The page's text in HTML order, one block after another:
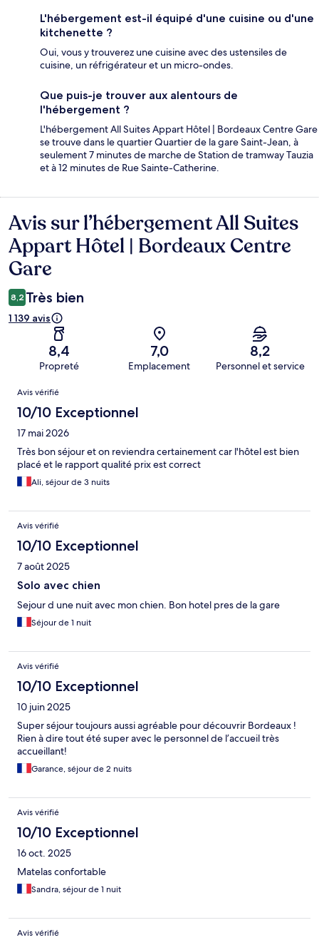
L'hébergement est-il équipé d'une cuisine ou d'une
kitchenette ?
Oui, vous y trouverez une cuisine avec des ustensiles de
cuisine, un réfrigérateur et un micro-ondes.
Que puis-je trouver aux alentours de
l'hébergement ?
L'hébergement All Suites Appart Hôtel | Bordeaux Centre Gare
se trouve dans le quartier Quartier de la gare Saint-Jean, à
seulement 7 minutes de marche de Station de tramway Tauzia
et à 12 minutes de Rue Sainte-Catherine.
Avis
Avis sur l’hébergement All Suites
Appart Hôtel | Bordeaux Centre
Gare
8,2 Très bien
1 139 avis
8,4
Propreté
7,0
Emplacement
8,2
Personnel et service
Avis
Avis vérifié
10/10 Exceptionnel
17 mai 2026
Très bon séjour et on reviendra certainement car l'hôtel est bien
placé et le rapport qualité prix est correct
Ali, séjour de 3 nuits
Avis vérifié
10/10 Exceptionnel
7 août 2025
Solo avec chien
Sejour d une nuit avec mon chien. Bon hotel pres de la gare
Séjour de 1 nuit
Avis vérifié
10/10 Exceptionnel
10 juin 2025
Super séjour toujours aussi agréable pour découvrir Bordeaux !
Rien à dire tout été super avec le personnel de l’accueil très
accueillant!
Garance, séjour de 2 nuits
Avis vérifié
10/10 Exceptionnel
16 oct. 2025
Matelas confortable
Sandra, séjour de 1 nuit
Avis vérifié